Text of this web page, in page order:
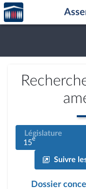
Aller au contenu
Aller en bas de la page
Accèder
à la
page
Législature
15e
Suivre
Dossier